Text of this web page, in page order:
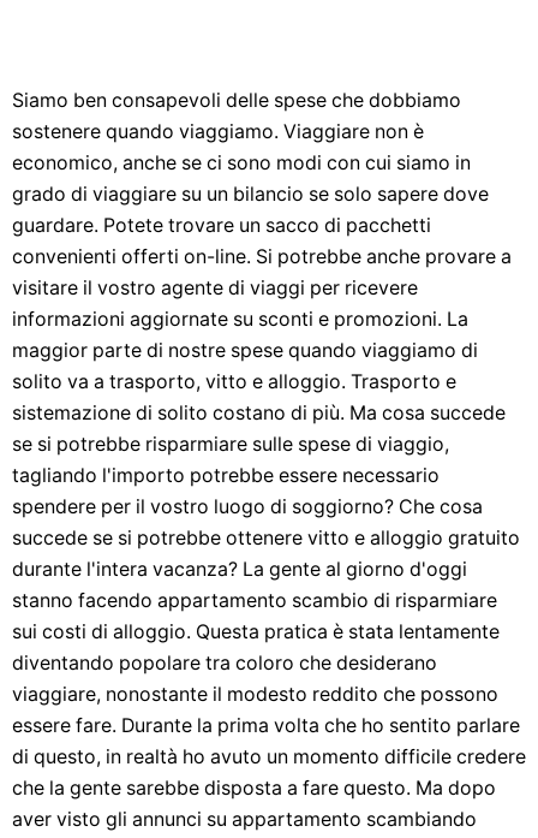
Siamo ben consapevoli delle spese che dobbiamo
sostenere quando viaggiamo. Viaggiare non è
economico, anche se ci sono modi con cui siamo in
grado di viaggiare su un bilancio se solo sapere dove
guardare. Potete trovare un sacco di pacchetti
convenienti offerti on-line. Si potrebbe anche provare a
visitare il vostro agente di viaggi per ricevere
informazioni aggiornate su sconti e promozioni. La
maggior parte di nostre spese quando viaggiamo di
solito va a trasporto, vitto e alloggio. Trasporto e
sistemazione di solito costano di più. Ma cosa succede
se si potrebbe risparmiare sulle spese di viaggio,
tagliando l'importo potrebbe essere necessario
spendere per il vostro luogo di soggiorno? Che cosa
succede se si potrebbe ottenere vitto e alloggio gratuito
durante l'intera vacanza? La gente al giorno d'oggi
stanno facendo appartamento scambio di risparmiare
sui costi di alloggio. Questa pratica è stata lentamente
diventando popolare tra coloro che desiderano
viaggiare, nonostante il modesto reddito che possono
essere fare. Durante la prima volta che ho sentito parlare
di questo, in realtà ho avuto un momento difficile credere
che la gente sarebbe disposta a fare questo. Ma dopo
aver visto gli annunci su appartamento scambiando